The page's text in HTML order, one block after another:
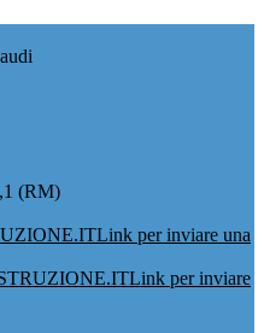
(RM)
Link per inviare una
Link per inviare